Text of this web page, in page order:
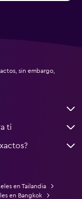
sin embargo,
ti
en Tailandia
en Bangkok